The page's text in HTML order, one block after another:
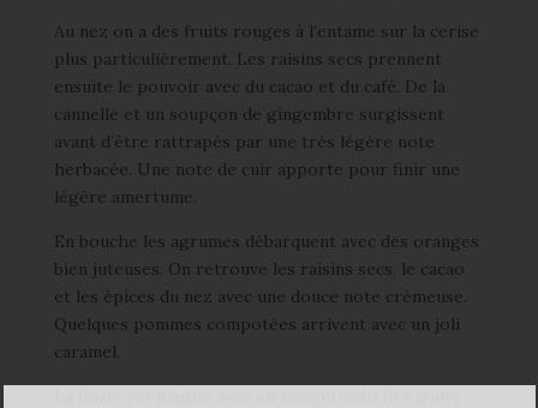
Au nez on a des fruits rouges à l’entame sur la cerise
plus particulièrement. Les raisins secs prennent
ensuite le pouvoir avec du cacao et du café. De la
cannelle et un soupçon de gingembre surgissent
avant d’être rattrapés par une très légère note
herbacée. Une note de cuir apporte pour finir une
légère amertume.
En bouche les agrumes débarquent avec des oranges
bien juteuses. On retrouve les raisins secs, le cacao
et les épices du nez avec une douce note crémeuse.
Quelques pommes compotées arrivent avec un joli
caramel.